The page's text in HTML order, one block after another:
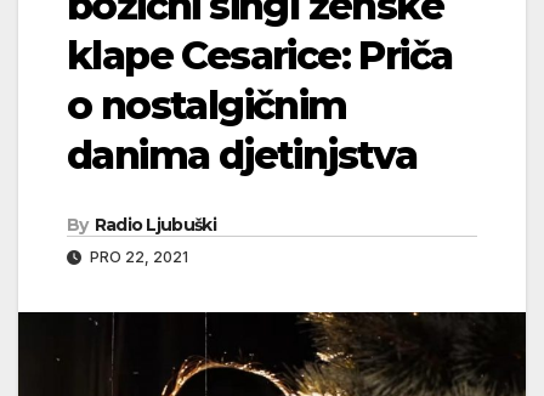
klape Cesarice: Priča
o nostalgičnim
danima djetinjstva
By Radio Ljubuški
PRO 22, 2021